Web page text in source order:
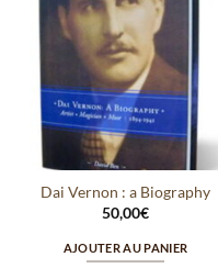
Dai Vernon : a Biography
50,00€
AJOUTER AU PANIER